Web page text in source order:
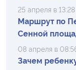
25 апреля в 13:28
Маршрут по
Сенной
08 апреля в
Зачем